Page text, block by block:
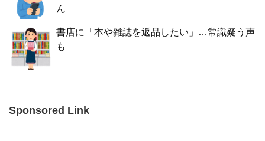
ん
書店に「本や雑誌を返品したい」…常識疑う声
も
Sponsored Link